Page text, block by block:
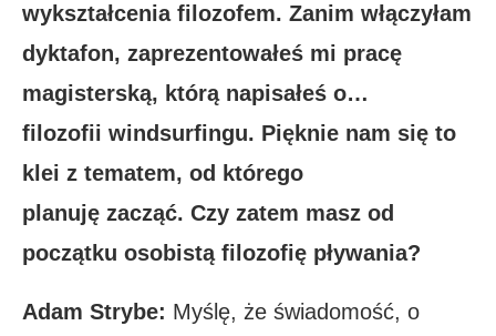
wykształcenia filozofem. Zanim włączyłam
dyktafon, zaprezentowałeś mi pracę
magisterską, którą napisałeś o…
filozofii windsurfingu. Pięknie nam się to
klei z tematem, od którego
planuję zacząć. Czy zatem masz od
początku osobistą filozofię pływania?
Adam Strybe: Myślę, że świadomość, o